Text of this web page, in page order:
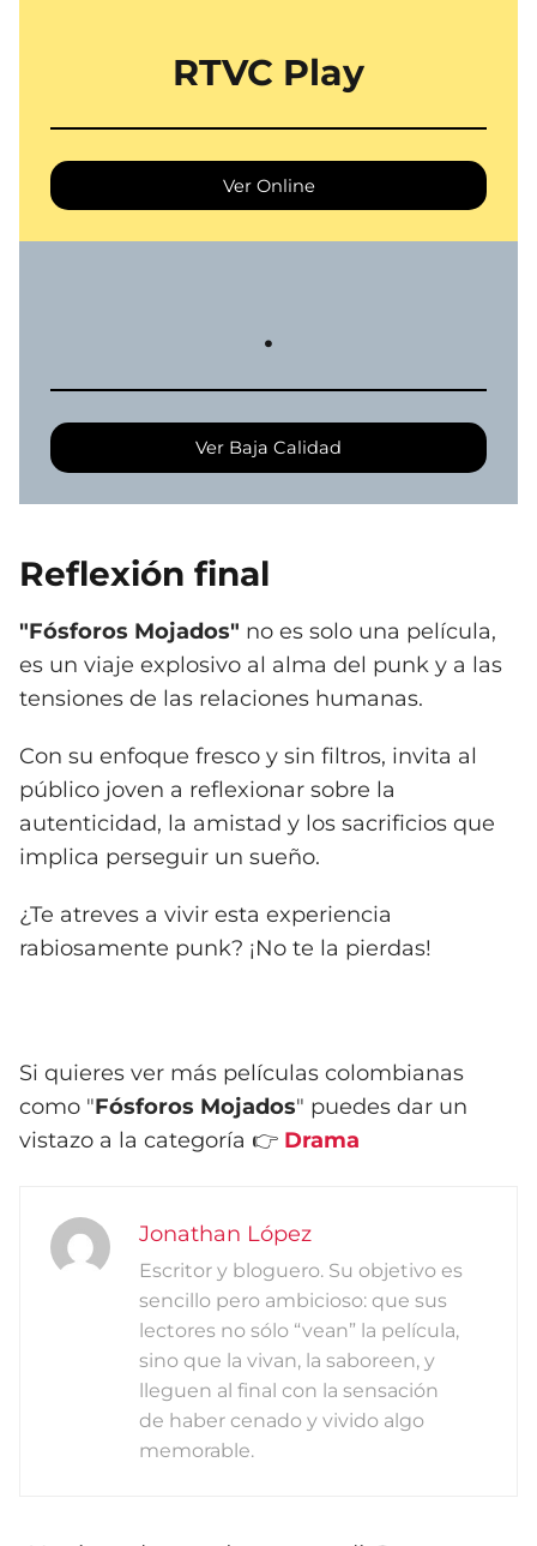
RTVC Play
Ver Online
.
Ver Baja Calidad
Reflexión final
"Fósforos Mojados" no es solo una película,
es un viaje explosivo al alma del punk y a las
tensiones de las relaciones humanas.
Con su enfoque fresco y sin filtros, invita al
público joven a reflexionar sobre la
autenticidad, la amistad y los sacrificios que
implica perseguir un sueño.
¿Te atreves a vivir esta experiencia
rabiosamente punk? ¡No te la pierdas!
Si quieres ver más películas colombianas
como "Fósforos Mojados" puedes dar un
vistazo a la categoría 👉 Drama
Jonathan López
Escritor y bloguero. Su objetivo es
sencillo pero ambicioso: que sus
lectores no sólo “vean” la película,
sino que la vivan, la saboreen, y
lleguen al final con la sensación
de haber cenado y vivido algo
memorable.